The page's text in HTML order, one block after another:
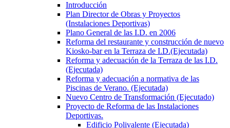
Introducción
Plan Director de Obras y Proyectos
(Instalaciones Deportivas)
Plano General de las I.D. en 2006
Reforma del restaurante y construcción de nuevo
Kiosko-bar en la Terraza de I.D.(Ejecutada)
Reforma y adecuación de la Terraza de las I.D.
(Ejecutada)
Reforma y adecuación a normativa de las
Piscinas de Verano. (Ejecutada)
Nuevo Centro de Transformación (Ejecutado)
Proyecto de Reforma de las Instalaciones
Deportivas.
Edificio Polivalente (Ejecutada)